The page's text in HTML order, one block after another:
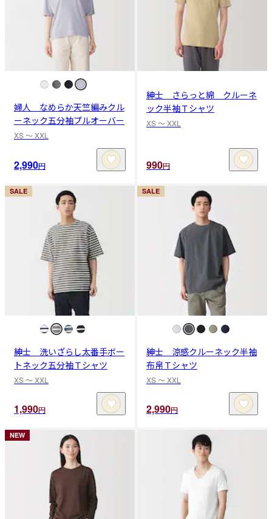
婦人 なめらか天竺編みクル
ーネック五分袖プルオーバー
XS 〜 XXL
2,990円
紳士 さらっと綿 クルーネ
ック半袖Ｔシャツ
XS 〜 XXL
990円
SALE
紳士 洗いざらし太番手ボー
トネック五分袖Ｔシャツ
XS 〜 XXL
1,990円
SALE
紳士 涼感クルーネック半袖
布帛Ｔシャツ
XS 〜 XXL
2,990円
NEW